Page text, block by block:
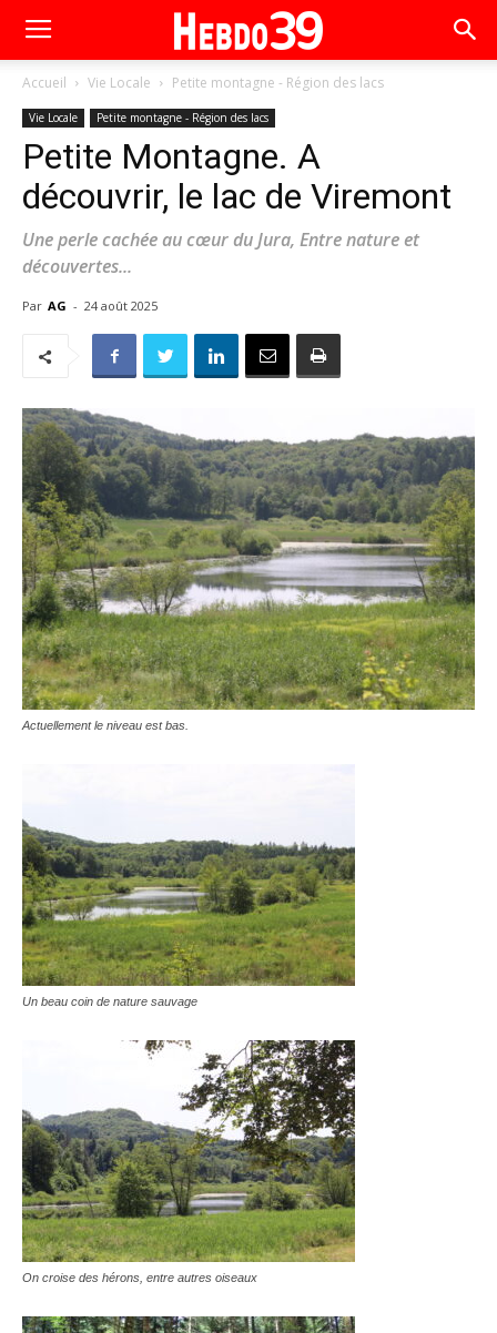
Accueil Vie Locale Petite montagne - Région des lacs
Vie Locale Petite montagne - Région des lacs
Petite Montagne. A
découvrir, le lac de Viremont
Une perle cachée au cœur du Jura, Entre nature et
découvertes...
Par AG - 24 août 2025
Actuellement le niveau est bas.
Un beau coin de nature sauvage
On croise des hérons, entre autres oiseaux